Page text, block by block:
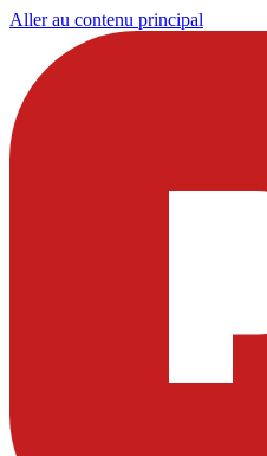
Aller au contenu principal